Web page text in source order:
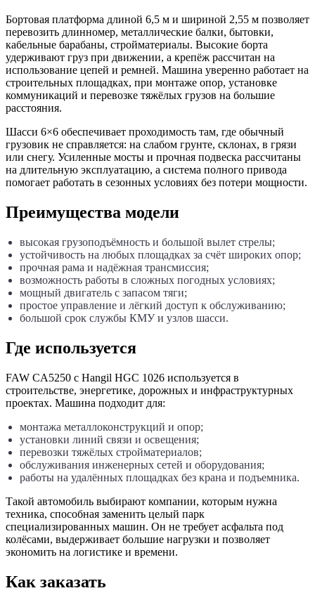
Бортовая платформа длиной 6,5 м и шириной 2,55 м позволяет
перевозить длинномер, металлические балки, бытовки,
кабельные барабаны, стройматериалы. Высокие борта
удерживают груз при движении, а крепёж рассчитан на
использование цепей и ремней. Машина уверенно работает на
строительных площадках, при монтаже опор, установке
коммуникаций и перевозке тяжёлых грузов на большие
расстояния.
Шасси 6×6 обеспечивает проходимость там, где обычный
грузовик не справляется: на слабом грунте, склонах, в грязи
или снегу. Усиленные мосты и прочная подвеска рассчитаны
на длительную эксплуатацию, а система полного привода
помогает работать в сезонных условиях без потери мощности.
Преимущества модели
высокая грузоподъёмность и большой вылет стрелы;
устойчивость на любых площадках за счёт широких опор;
прочная рама и надёжная трансмиссия;
возможность работы в сложных погодных условиях;
мощный двигатель с запасом тяги;
простое управление и лёгкий доступ к обслуживанию;
большой срок службы КМУ и узлов шасси.
Где используется
FAW CA5250 с Hangil HGC 1026 используется в
строительстве, энергетике, дорожных и инфраструктурных
проектах. Машина подходит для:
монтажа металлоконструкций и опор;
установки линий связи и освещения;
перевозки тяжёлых стройматериалов;
обслуживания инженерных сетей и оборудования;
работы на удалённых площадках без крана и подъемника.
Такой автомобиль выбирают компании, которым нужна
техника, способная заменить целый парк
специализированных машин. Он не требует асфальта под
колёсами, выдерживает большие нагрузки и позволяет
экономить на логистике и времени.
Как заказать